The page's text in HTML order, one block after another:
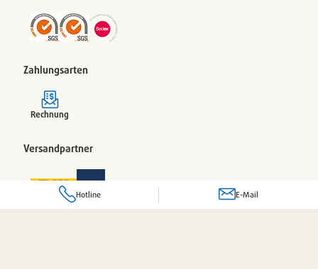
Zahlungsarten
Rechnung
Versandpartner
Hotline E-Mail